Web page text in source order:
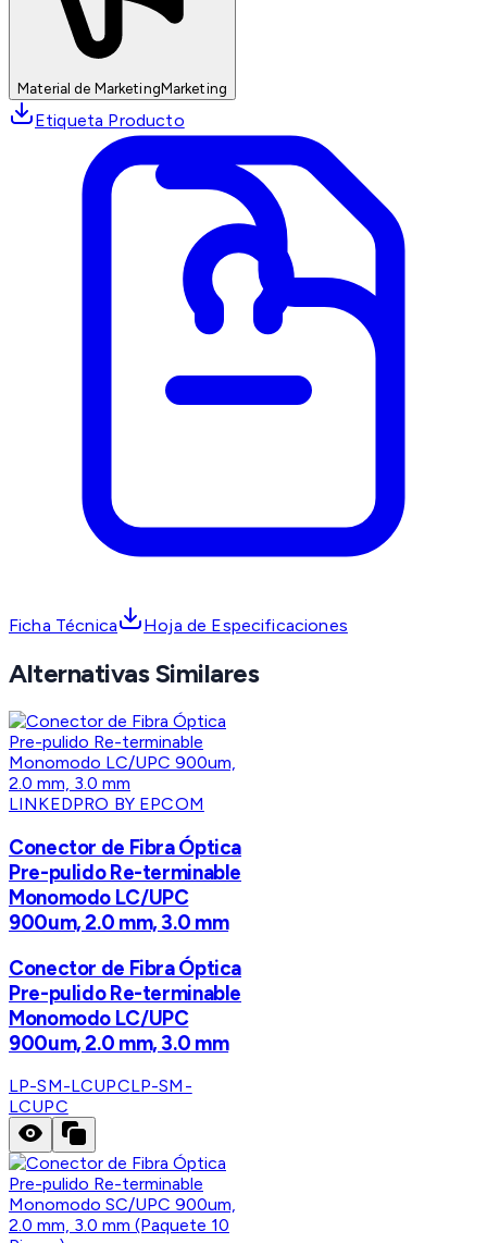
Material de MarketingMarketing
Etiqueta Producto
Ficha Técnica Hoja de Especificaciones
Alternativas Similares
LINKEDPRO BY EPCOM
Conector de Fibra Óptica
Pre-pulido Re-terminable
Monomodo LC/UPC
900um, 2.0 mm, 3.0 mm
Conector de Fibra Óptica
Pre-pulido Re-terminable
Monomodo LC/UPC
900um, 2.0 mm, 3.0 mm
LP-SM-LCUPCLP-SM-
LCUPC